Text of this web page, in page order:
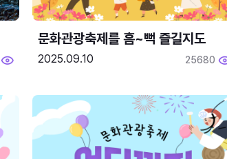
문화관광축제를 흠~뻑 즐길지도
2025.09.10 25680